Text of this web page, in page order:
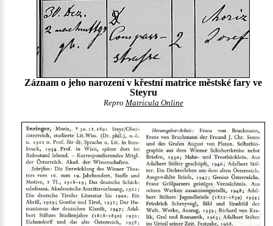
Záznam o jeho narození v křestní matrice městské fary ve
Steyru
Repro Matricula Online